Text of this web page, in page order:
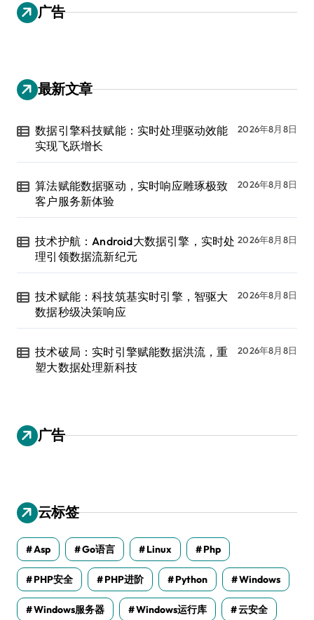
广告
最新文章
数据引擎科技赋能：实时处理驱动效能
实现飞跃增长
2026年8月8日
算法赋能数据驱动，实时响应雕琢极致
客户服务新体验
2026年8月8日
技术护航：Android大数据引擎，实时处
理引领数据流新纪元
2026年8月8日
技术赋能：科技筑基实时引擎，智驱大
数据秒级决策响应
2026年8月8日
技术破局：实时引擎赋能数据洪流，重
塑大数据处理新科技
2026年8月8日
广告
云标签
Asp Go语言 Linux Php
PHP安全 PHP进阶 Python Windows
Windows服务器 Windows运行库 云安全